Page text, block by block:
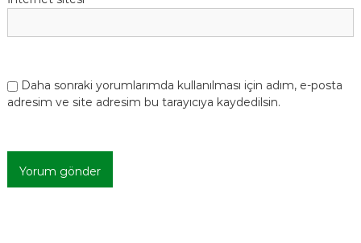
Daha sonraki yorumlarımda kullanılması için adım, e-posta
adresim ve site adresim bu tarayıcıya kaydedilsin.